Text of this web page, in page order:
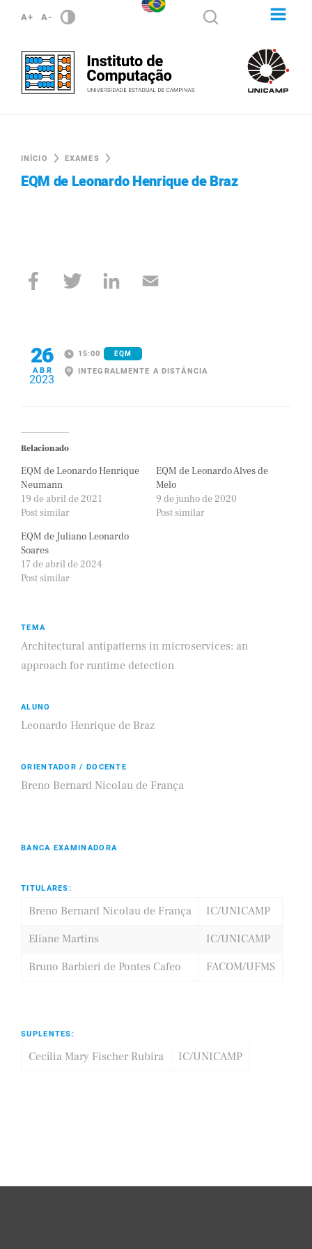
A+ A-
INÍCIO EXAMES
EQM de Leonardo Henrique de Braz
26
ABR
2023
15:00 EQM
INTEGRALMENTE A DISTÂNCIA
Relacionado
EQM de Leonardo Henrique
Neumann
19 de abril de 2021
Post similar
EQM de Leonardo Alves de
Melo
9 de junho de 2020
Post similar
EQM de Juliano Leonardo
Soares
17 de abril de 2024
Post similar
TEMA
Architectural antipatterns in microservices: an
approach for runtime detection
ALUNO
Leonardo Henrique de Braz
ORIENTADOR / DOCENTE
Breno Bernard Nicolau de França
BANCA EXAMINADORA
TITULARES:
Breno Bernard Nicolau de França
IC/UNICAMP
Eliane Martins
IC/UNICAMP
Bruno Barbieri de Pontes Cafeo
FACOM/UFMS
SUPLENTES:
Cecília Mary Fischer Rubira IC/UNICAMP